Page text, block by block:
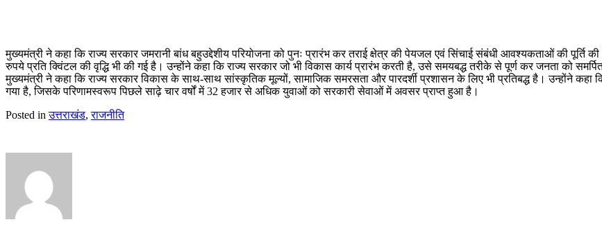
मुख्यमंत्री ने कहा कि राज्य सरकार जमरानी बांध बहुउद्देशीय परियोजना को पुनः प्रारंभ कर तराई क्षेत्र की पेयजल एवं सिंचाई संबंधी आवश्यकताओं की पूर्ति
रुपये प्रति क्विंटल की वृद्धि भी की गई है। उन्होंने कहा कि राज्य सरकार जो भी विकास कार्य प्रारंभ करती है, उसे समयबद्ध तरीके से पूर्ण कर जनता को
मुख्यमंत्री ने कहा कि राज्य सरकार विकास के साथ-साथ सांस्कृतिक मूल्यों, सामाजिक समरसता और पारदर्शी प्रशासन के लिए भी प्रतिबद्ध है। उन्होंने कहा
गया है, जिसके परिणामस्वरूप पिछले साढ़े चार वर्षों में 32 हजार से अधिक युवाओं को सरकारी सेवाओं में अवसर प्राप्त हुआ है।
Posted inउत्तराखंड,राजनीति